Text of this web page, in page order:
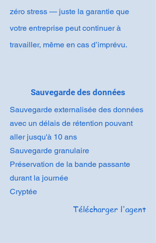
zéro stress — juste la garantie que
votre entreprise peut continuer à
travailler, même en cas d’imprévu.
Sauvegarde des données
Sauvegarde externalisée des données
avec un délais de rétention pouvant
aller jusqu'à 10 ans
Sauvegarde granulaire
Préservation de la bande passante
durant la journée
Cryptée
Télécharger l'agent